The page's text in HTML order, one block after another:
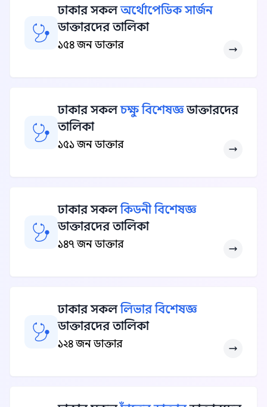
ঢাকার সকলঅর্থোপেডিক সার্জন
ডাক্তারদের তালিকা
১৫৪ জন ডাক্তার
ঢাকার সকলচক্ষু বিশেষজ্ঞডাক্তারদের
তালিকা
১৫১ জন ডাক্তার
ঢাকার সকলকিডনী বিশেষজ্ঞ
ডাক্তারদের তালিকা
১৪৭ জন ডাক্তার
ঢাকার সকললিভার বিশেষজ্ঞ
ডাক্তারদের তালিকা
১২৪ জন ডাক্তার